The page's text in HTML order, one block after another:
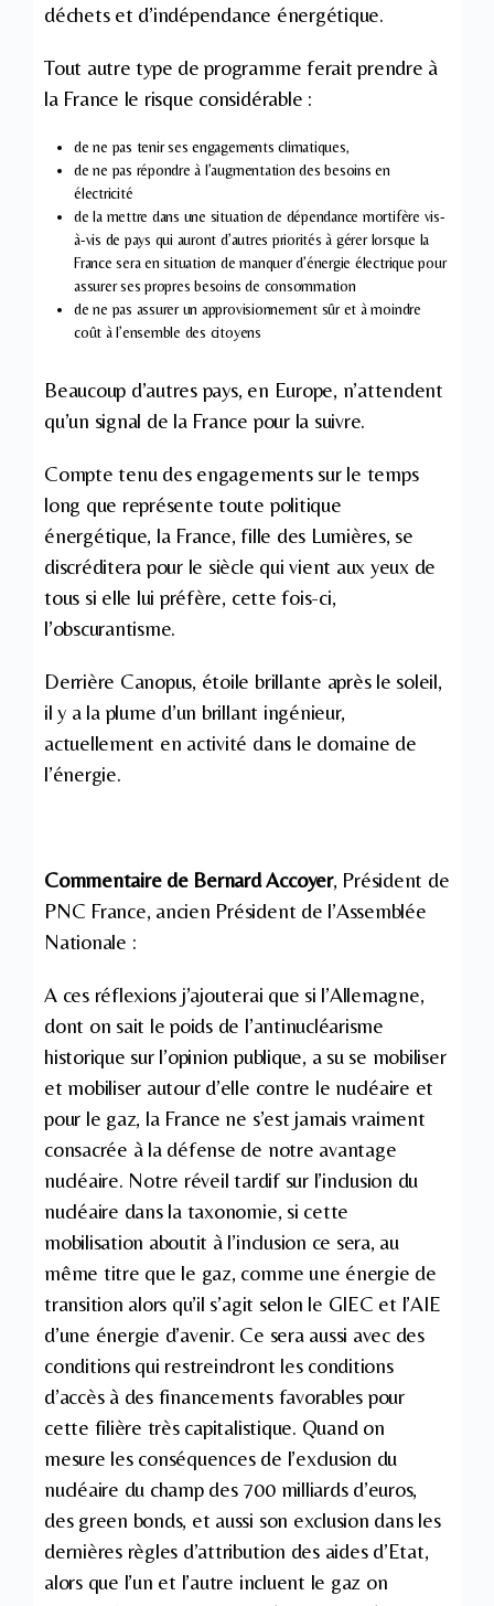
déchets et d’indépendance énergétique.
Tout autre type de programme ferait prendre à
la France le risque considérable :
de ne pas tenir ses engagements climatiques,
de ne pas répondre à l’augmentation des besoins en
électricité
de la mettre dans une situation de dépendance mortifère vis-
à-vis de pays qui auront d’autres priorités à gérer lorsque la
France sera en situation de manquer d’énergie électrique pour
assurer ses propres besoins de consommation
de ne pas assurer un approvisionnement sûr et à moindre
coût à l’ensemble des citoyens
Beaucoup d’autres pays, en Europe, n’attendent
qu’un signal de la France pour la suivre.
Compte tenu des engagements sur le temps
long que représente toute politique
énergétique, la France, fille des Lumières, se
discréditera pour le siècle qui vient aux yeux de
tous si elle lui préfère, cette fois-ci,
l’obscurantisme.
Derrière Canopus, étoile brillante après le soleil,
il y a la plume d’un brillant ingénieur,
actuellement en activité dans le domaine de
l’énergie.
Commentaire de Bernard Accoyer, Président de
PNC France, ancien Président de l’Assemblée
Nationale :
A ces réflexions j’ajouterai que si l’Allemagne,
dont on sait le poids de l’antinucléarisme
historique sur l’opinion publique, a su se mobiliser
et mobiliser autour d’elle contre le nucléaire et
pour le gaz, la France ne s’est jamais vraiment
consacrée à la défense de notre avantage
nucléaire. Notre réveil tardif sur l’inclusion du
nucléaire dans la taxonomie, si cette
mobilisation aboutit à l’inclusion ce sera, au
même titre que le gaz, comme une énergie de
transition alors qu’il s’agit selon le GIEC et l’AIE
d’une énergie d’avenir. Ce sera aussi avec des
conditions qui restreindront les conditions
d’accès à des financements favorables pour
cette filière très capitalistique. Quand on
mesure les conséquences de l’exclusion du
nucléaire du champ des 700 milliards d’euros,
des green bonds, et aussi son exclusion dans les
dernières règles d’attribution des aides d’Etat,
alors que l’un et l’autre incluent le gaz on